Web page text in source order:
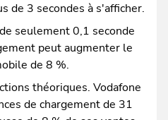
de 3 secondes à s'afficher.
seulement 0,1 seconde
peut augmenter le
de 8 %.
théoriques. Vodafone
de chargement de 31